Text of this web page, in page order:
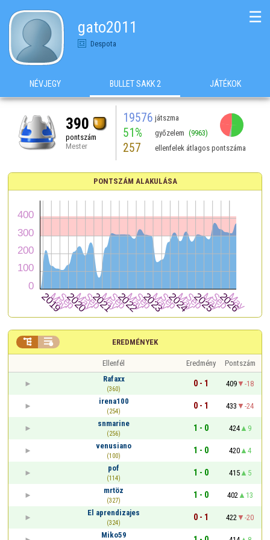
gato2011
Despota
☰
NÉVJEGY BULLET SAKK 2 JÁTÉKOK
390
pontszám
Mester
19576 játszma
51% győzelem (9963)
257 ellenfelek átlagos pontszáma
PONTSZÁM ALAKULÁSA
EREDMÉNYEK
 
Ellenfél Eredmény
Pontszám
Rafaxx
(360)
0 - 1 409
-18
irena100
(254)
0 - 1 433
-24
snmarine
(256)
1 - 0 424
9
venusiano
(100)
1 - 0 420
4
pof
(114)
1 - 0 415
5
mrtöz
(327)
1 - 0 402
13
El aprendizajes
(324)
0 - 1 422
-20
Miko59